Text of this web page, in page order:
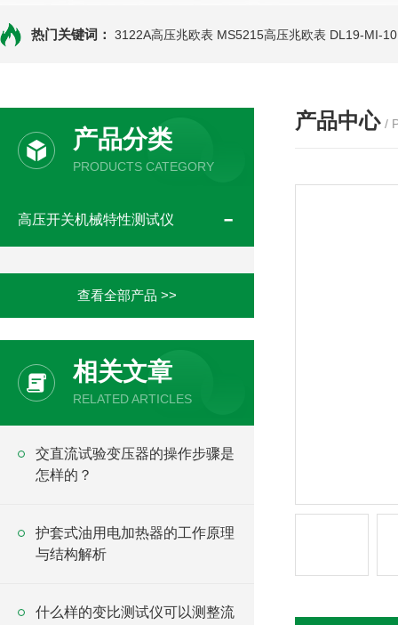
热门关键词： 3122A高压兆欧表 MS5215高压兆欧表 DL19-MI-
产品分类
PRODUCTS CATEGORY
高压开关机械特性测试仪
查看全部产品 >>
相关文章
RELATED ARTICLES
交直流试验变压器的操作步骤是
怎样的？
护套式油用电加热器的工作原理
与结构解析
什么样的变比测试仪可以测整流
产品中心 /